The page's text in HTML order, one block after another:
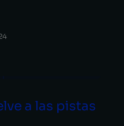
a las pistas